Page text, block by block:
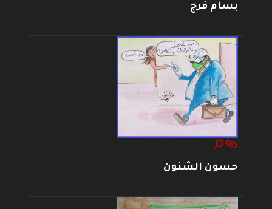
بسام فرج
حسون الشنون